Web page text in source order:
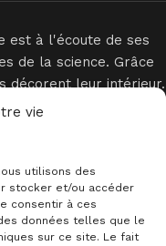
vie
utilisons des
stocker et/ou accéder
consentir à ces
données telles que le
sur ce site. Le fait
est à l'écoute de ses
de la science. Grâce
décorent leur intérieur.